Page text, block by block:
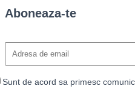
Aboneaza-te
Sunt de acord sa primesc